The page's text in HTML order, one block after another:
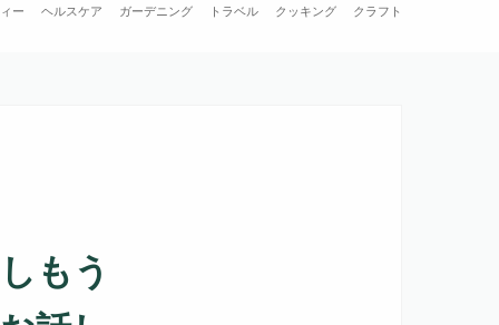
ー ヘルスケア ガーデニング トラベル クッキング クラフト
もう